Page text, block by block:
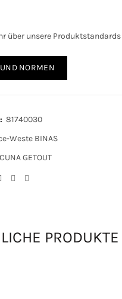
über unsere
NORMEN
81740030
Weste BINAS
GETOUT
PRODUKTE